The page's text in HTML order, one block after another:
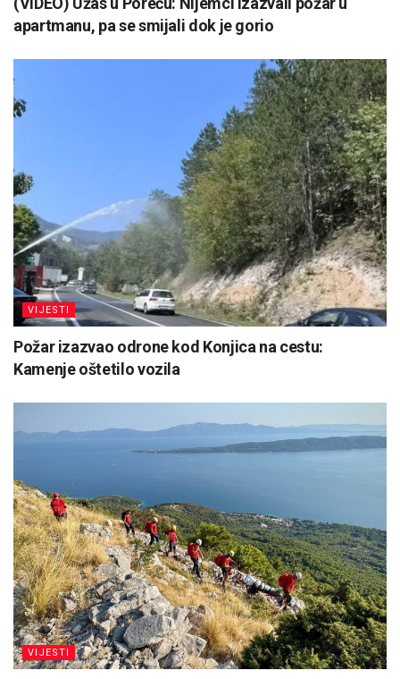
apartmanu, pa se smijali dok je gorio
VIJESTI
Požar izazvao odrone kod Konjica na cestu:
Kamenje oštetilo vozila
VIJESTI